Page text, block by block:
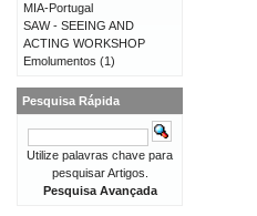
MIA-Portugal
SAW - SEEING AND
ACTING WORKSHOP
Emolumentos (1)
Pesquisa Rápida
Utilize palavras chave para
pesquisar Artigos.
Pesquisa Avançada